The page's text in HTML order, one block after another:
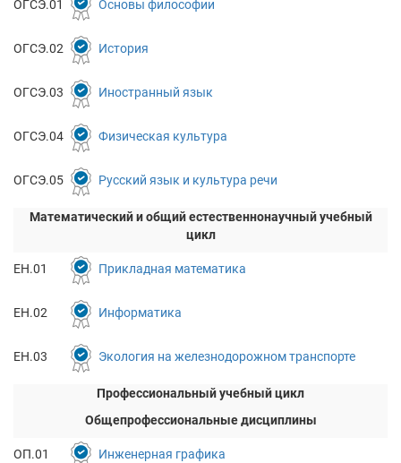
ОГСЭ.01 Основы философии
ОГСЭ.02 История
ОГСЭ.03 Иностранный язык
ОГСЭ.04 Физическая культура
ОГСЭ.05 Русский язык и культура речи
Математический и общий естественнонаучный учебный
цикл
ЕН.01 Прикладная математика
ЕН.02 Информатика
ЕН.03 Экология на железнодорожном транспорте
Профессиональный учебный цикл
Общепрофессиональные дисциплины
ОП.01 Инженерная графика